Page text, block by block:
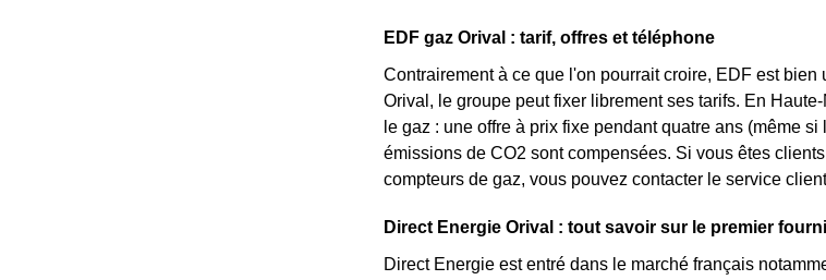
EDF gaz Orival : tarif, offres et téléphone
Contrairement à ce que l'on pourrait croire, EDF est
Orival, le groupe peut fixer librement ses tarifs. En
le gaz : une offre à prix fixe pendant quatre ans (même
émissions de CO2 sont compensées. Si vous êtes
compteurs de gaz, vous pouvez contacter le service
Direct Energie Orival : tout savoir sur le premier
Direct Energie est entré dans le marché français